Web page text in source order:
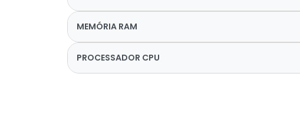
MEMÓRIA RAM
PROCESSADOR CPU